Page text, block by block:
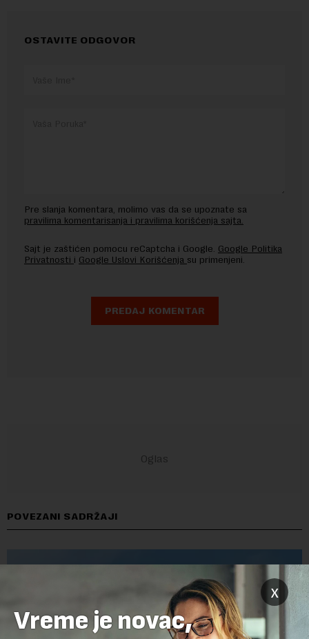
OSTAVITE ODGOVOR
Pre slanja komentara, molimo vas da se upoznate sa
pravilima komentarisanja i pravilima korišćenja sajta.
Sajt je zaštićen pomocu reCaptcha i Google. Google Politika
Privatnosti i Google Uslovi Korišćenja su primenjeni.
POVEZANI SADRŽAJI
x
Vreme je novac,